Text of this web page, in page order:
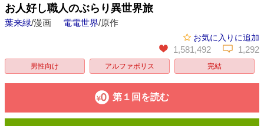
お人好し職人のぶらり異世界旅
葉来緑/漫画 電電世界/原作
お気に入りに追加
1,581,492 1,292
男性向け アルファポリス 完結
第１回を読む